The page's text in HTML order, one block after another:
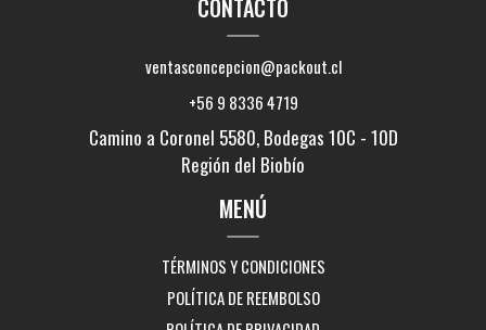
CONTACTO
ventasconcepcion@packout.cl
+56 9 8336 4719
Camino a Coronel 5580, Bodegas 10C - 10D
Región del Biobío
MENÚ
TÉRMINOS Y CONDICIONES
POLÍTICA DE REEMBOLSO